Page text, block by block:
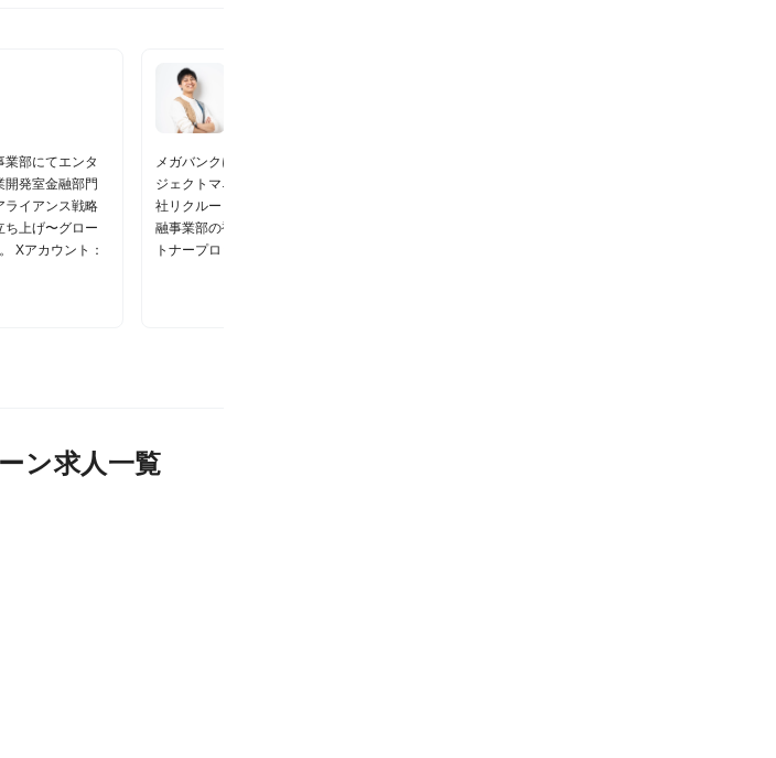
部にてエンタ
開発室金融部門
ライアンス戦略
ち上げ〜グロー
Xアカウント：
メガバンクにおいてシステム開発および、プロ
ジェクトマネジメントに携わる。その後株式会
社リクルートにて、ホットペッパーグルメや金
融事業部の複数案件の開発を実行。その後パー
トナープロップのVPoEに就任。
ン求人一覧